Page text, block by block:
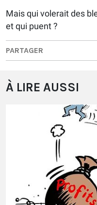
Mais qui volerait des
et qui puent ?
PARTAGER
À LIRE AUSSI